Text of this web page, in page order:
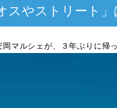
スやストリート
岡マルシェが、３年ぶりに帰